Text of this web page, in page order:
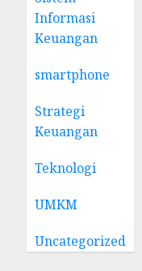
Informasi
Keuangan
smartphone
Strategi
Keuangan
Teknologi
UMKM
Uncategorized